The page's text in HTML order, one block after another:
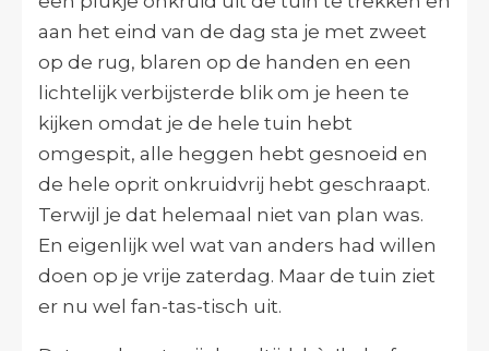
aan het eind van de dag sta je met zweet
op de rug, blaren op de handen en een
lichtelijk verbijsterde blik om je heen te
kijken omdat je de hele tuin hebt
omgespit, alle heggen hebt gesnoeid en
de hele oprit onkruidvrij hebt geschraapt.
Terwijl je dat helemaal niet van plan was.
En eigenlijk wel wat van anders had willen
doen op je vrije zaterdag. Maar de tuin ziet
er nu wel fan-tas-tisch uit.